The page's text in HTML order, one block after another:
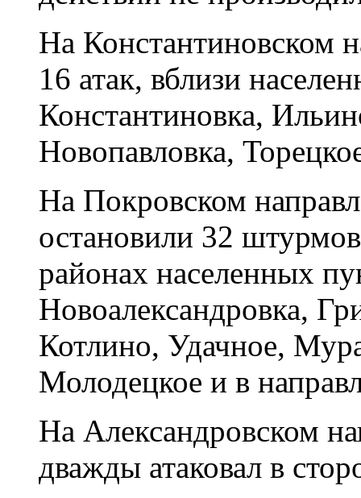
На Константиновском
16 атак, вблизи
Константиновка,
Новопавловка,
На Покровском
остановили 32
районах населенных
Новоалександровка,
Котлино, Удачное,
Молодецкое и в
На Александровском
дважды атаковал в